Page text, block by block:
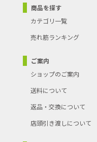
商品を探す
カテゴリ一覧
売れ筋ランキング
ご案内
ショップのご案内
送料について
返品・交換について
店頭引き渡しについて